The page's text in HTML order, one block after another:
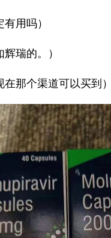
有用吗）
辉瑞的。）
在那个渠道可以买到）